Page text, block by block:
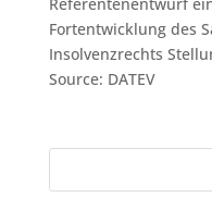
Fortentwicklung des
Insolvenzrechts
Source: DATEV